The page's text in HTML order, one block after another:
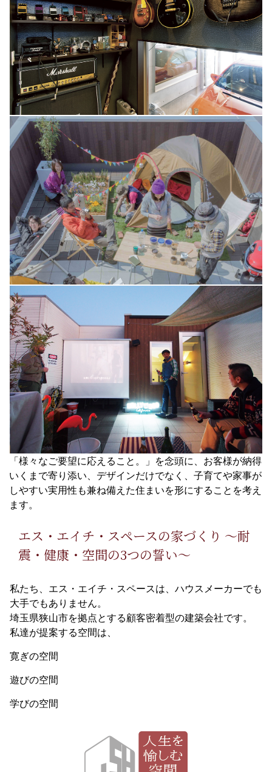
「様々なご要望に応えること。」を念頭に、お客様が納得
いくまで寄り添い、デザインだけでなく、子育てや家事が
しやすい実用性も兼ね備えた住まいを形にすることを考え
ます。
エス・エイチ・スペースの家づくり ～耐
震・健康・空間の3つの誓い～
私たち、エス・エイチ・スペースは、ハウスメーカーでも
大手でもありません。
埼玉県狭山市を拠点とする顧客密着型の建築会社です。
私達が提案する空間は、
寛ぎの空間
遊びの空間
学びの空間